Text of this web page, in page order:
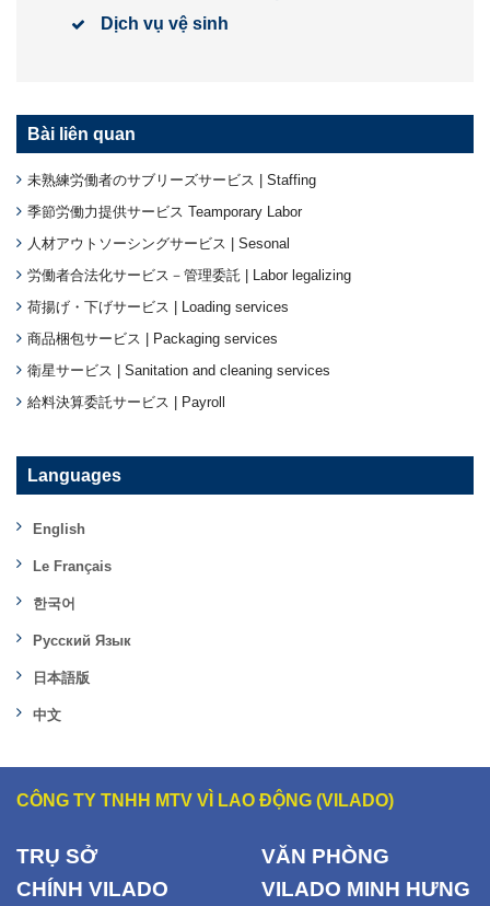
Dịch vụ vệ sinh
Bài liên quan
未熟練労働者のサブリーズサービス | Staffing
季節労働力提供サービス Teamporary Labor
人材アウトソーシングサービス | Sesonal
労働者合法化サービス－管理委託 | Labor legalizing
荷揚げ・下げサービス | Loading services
商品梱包サービス | Packaging services
衛星サービス | Sanitation and cleaning services
給料決算委託サービス | Payroll
Languages
English
Le Français
한국어
Русский Язык
日本語版
中文
CÔNG TY TNHH MTV VÌ LAO ĐỘNG (VILADO)
TRỤ SỞ
CHÍNH VILADO
VĂN PHÒNG
VILADO MINH HƯNG